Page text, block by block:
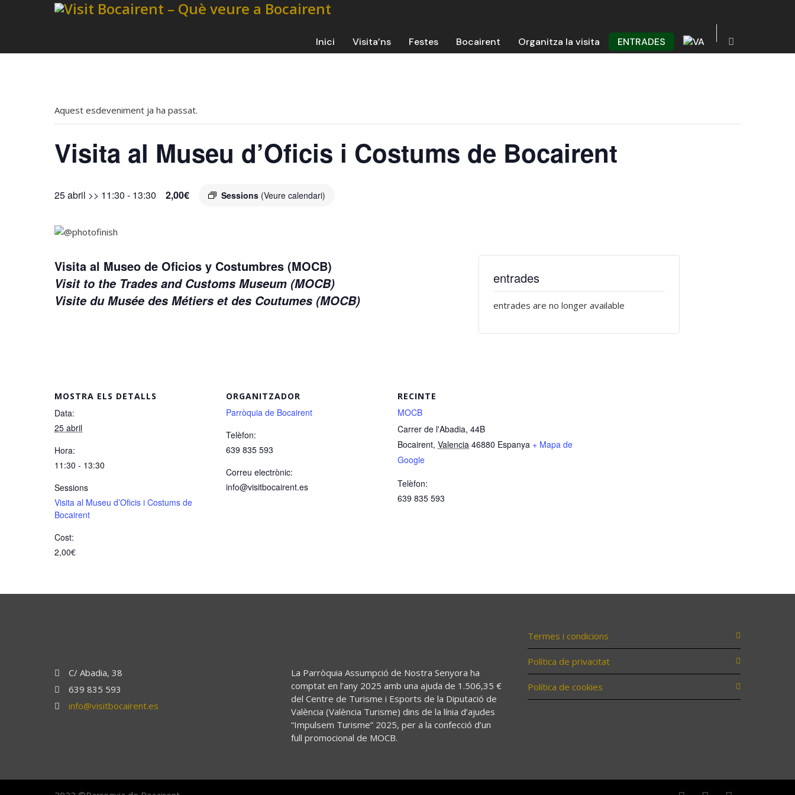
Inici Visita’ns Festes Bocairent Organitza la visita ENTRADES
Aquest esdeveniment ja ha passat.
Visita al Museu d’Oficis i Costums de Bocairent
25 abril >> 11:30 - 13:30 Sessions (Veure calendari)
2,00€
Visita al Museo de Oficios y Costumbres (MOCB)
Visit to the Trades and Customs Museum (MOCB)
Visite du Musée des Métiers et des Coutumes (MOCB)
MOSTRA ELS DETALLS
Data:
25 abril
Hora:
11:30 - 13:30
Sessions
Visita al Museu d’Oficis i Costums de
Bocairent
Cost:
2,00€
ORGANITZADOR
Parròquia de Bocairent
Telèfon:
639 835 593
Correu electrònic:
info@visitbocairent.es
RECINTE
MOCB
Carrer de l'Abadia, 44B
Bocairent, Valencia 46880 Espanya + Mapa de
Google
Telèfon:
639 835 593
entrades
entrades are no longer available
C/ Abadia, 38
639 835 593
info@visitbocairent.es
La Parròquia Assumpció de Nostra Senyora ha
comptat en l’any 2025 amb una ajuda de 1.506,35 €
del Centre de Turisme i Esports de la Diputació de
València (València Turisme) dins de la línia d’ajudes
“Impulsem Turisme” 2025, per a la confecció d’un
full promocional de MOCB.
Termes i condicions
Política de privacitat
Política de cookies